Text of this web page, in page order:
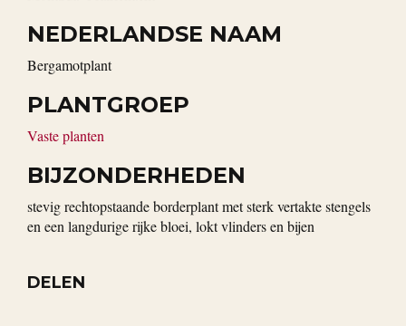
NEDERLANDSE NAAM
bergamotplant
PLANTGROEP
Vaste planten
BIJZONDERHEDEN
stevig rechtopstaande borderplant met sterk vertakte stengels
en een langdurige rijke bloei, lokt vlinders en bijen
DELEN